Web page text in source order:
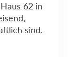
62 in
sind.